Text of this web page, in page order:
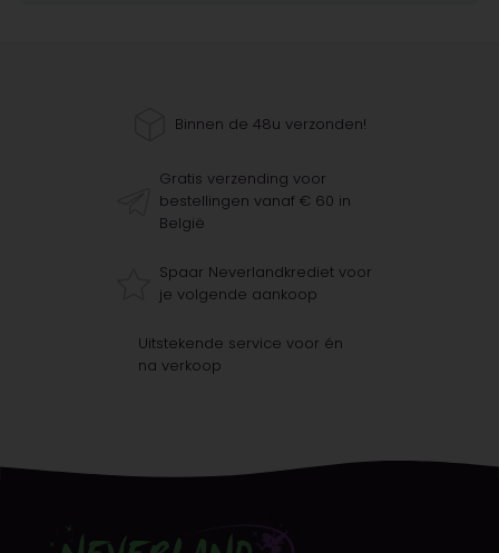
Binnen de 48u verzonden!
Gratis verzending voor
bestellingen vanaf € 60 in
België
Spaar Neverlandkrediet voor
je volgende aankoop
Uitstekende service voor én
na verkoop